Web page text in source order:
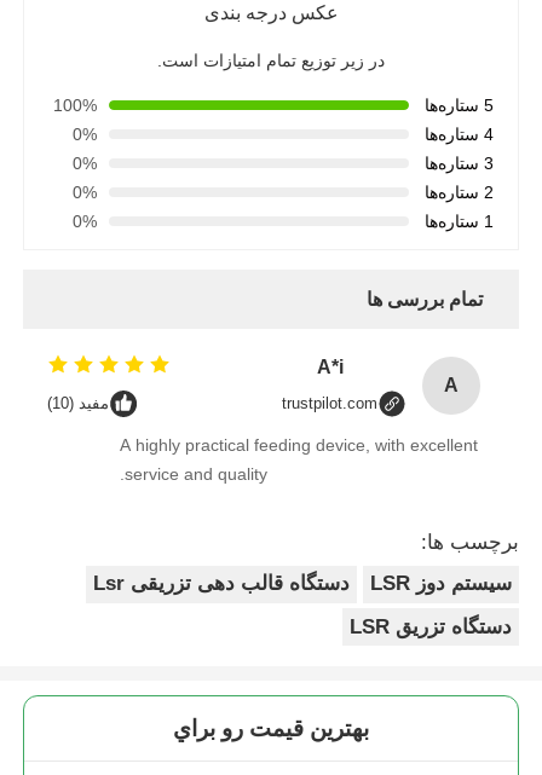
عکس درجه بندی
در زیر توزیع تمام امتیازات است.
5 ستاره‌ها
100%
4 ستاره‌ها
0%
3 ستاره‌ها
0%
2 ستاره‌ها
0%
1 ستاره‌ها
0%
تمام بررسی ها
A
A*i
trustpilot.com مفید (10)
A highly practical feeding device, with excellent
service and quality.
برچسب ها:
سیستم دوز LSR
دستگاه قالب دهی تزریقی Lsr
دستگاه تزریق LSR
بهترين قيمت رو براي